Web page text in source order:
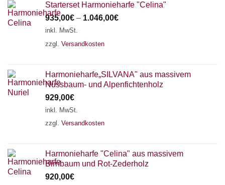
Starterset Harmonieharfe "Celina"
935,00€ – 1.046,00€
inkl. MwSt.
zzgl. Versandkosten
Harmonieharfe„SILVANA" aus massivem
Nussbaum- und Alpenfichtenholz
929,00€
inkl. MwSt.
zzgl. Versandkosten
Harmonieharfe "Celina" aus massivem
Birnbaum und Rot-Zederholz
920,00€